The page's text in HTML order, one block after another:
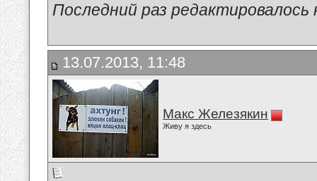
Последний раз
13.07.2013, 11:48
Макс Железякин
Живу я здесь